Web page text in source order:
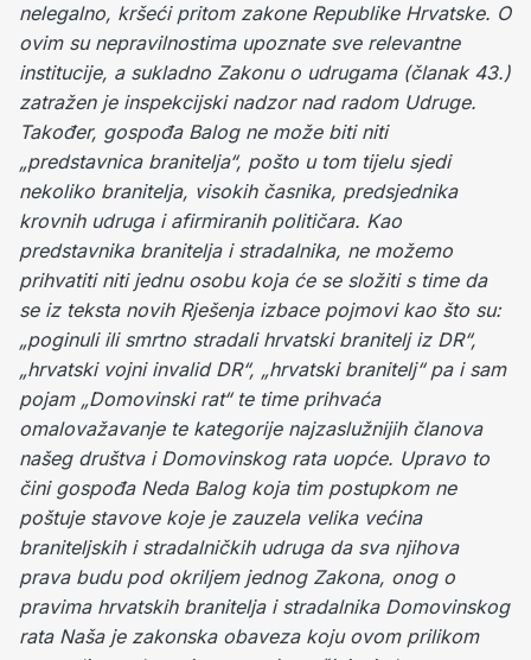
nelegalno, kršeći pritom zakone Republike Hrvatske. O
ovim su nepravilnostima upoznate sve relevantne
institucije, a sukladno Zakonu o udrugama (članak 43.)
zatražen je inspekcijski nadzor nad radom Udruge.
Također, gospođa Balog ne može biti niti
„predstavnica branitelja“, pošto u tom tijelu sjedi
nekoliko branitelja, visokih časnika, predsjednika
krovnih udruga i afirmiranih političara. Kao
predstavnika branitelja i stradalnika, ne možemo
prihvatiti niti jednu osobu koja će se složiti s time da
se iz teksta novih Rješenja izbace pojmovi kao što su:
„poginuli ili smrtno stradali hrvatski branitelj iz DR“,
„hrvatski vojni invalid DR“, „hrvatski branitelj“ pa i sam
pojam „Domovinski rat“ te time prihvaća
omalovažavanje te kategorije najzaslužnijih članova
našeg društva i Domovinskog rata uopće. Upravo to
čini gospođa Neda Balog koja tim postupkom ne
poštuje stavove koje je zauzela velika većina
braniteljskih i stradalničkih udruga da sva njihova
prava budu pod okriljem jednog Zakona, onog o
pravima hrvatskih branitelja i stradalnika Domovinskog
rata Naša je zakonska obaveza koju ovom prilikom